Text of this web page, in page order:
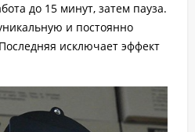
до 15 минут, затем пауза.
и постоянно
исключает эффект